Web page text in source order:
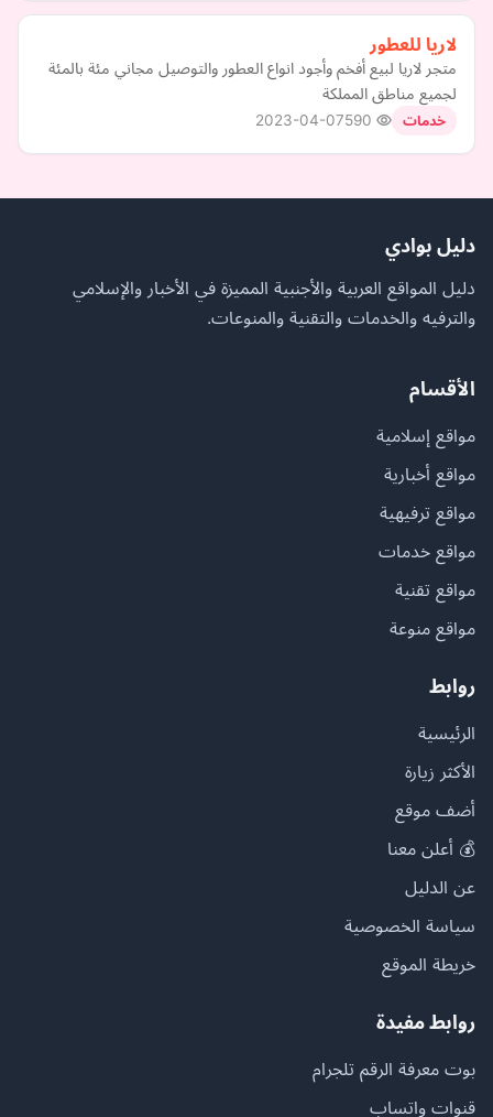
لاريا للعطور
متجر لاريا لبيع أفخم وأجود انواع العطور والتوصيل مجاني مئة بالمئة
لجميع مناطق المملكة
خدمات 2023-04-07
دليل بوادي
دليل المواقع العربية والأجنبية المميزة في الأخبار والإسلامي
والترفيه والخدمات والتقنية والمنوعات.
الأقسام
مواقع إسلامية
مواقع أخبارية
مواقع ترفيهية
مواقع خدمات
مواقع تقنية
مواقع منوعة
روابط
الرئيسية
الأكثر زيارة
أضف موقع
💰 أعلن معنا
عن الدليل
سياسة الخصوصية
خريطة الموقع
روابط مفيدة
بوت معرفة الرقم تلجرام
قنوات واتساب